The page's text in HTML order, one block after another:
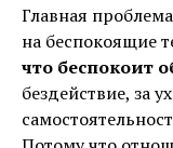
Главная
на беспокоящие
что беспокоит
бездействие, за